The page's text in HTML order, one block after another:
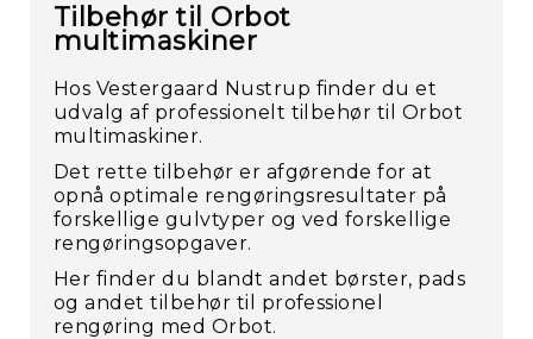
Tilbehør til Orbot
multimaskiner
Hos Vestergaard Nustrup finder du et
udvalg af professionelt tilbehør til Orbot
multimaskiner.
Det rette tilbehør er afgørende for at
opnå optimale rengøringsresultater på
forskellige gulvtyper og ved forskellige
rengøringsopgaver.
Her finder du blandt andet børster, pads
og andet tilbehør til professionel
rengøring med Orbot.